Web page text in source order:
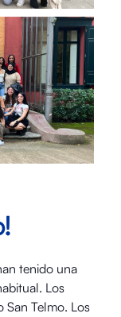
tenido una
Los
San Telmo. Los